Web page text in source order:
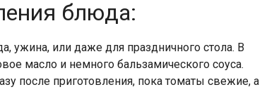
блюда:
ужина, или даже для праздничного стола. В
масло и немного бальзамического соуса.
после приготовления, пока томаты свежие, а